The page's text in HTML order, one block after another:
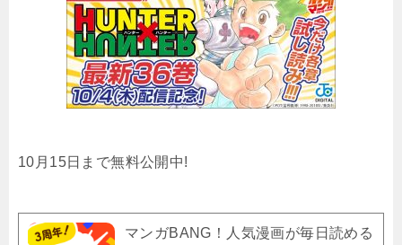
10月15日まで無料公開中!
マンガBANG！人気漫画が毎日読める